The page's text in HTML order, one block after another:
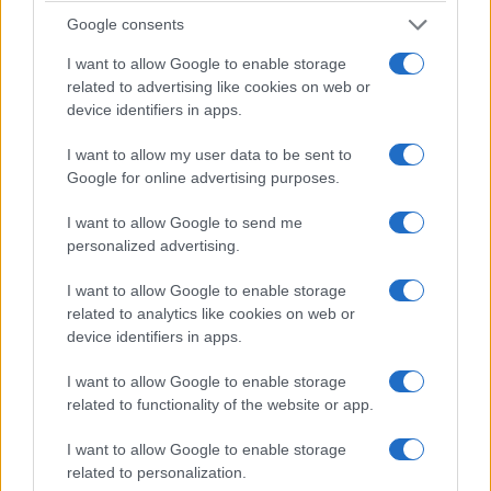
Google consents
I want to allow Google to enable storage
related to advertising like cookies on web or
device identifiers in apps.
I want to allow my user data to be sent to
Google for online advertising purposes.
I want to allow Google to send me
personalized advertising.
I want to allow Google to enable storage
related to analytics like cookies on web or
device identifiers in apps.
I want to allow Google to enable storage
related to functionality of the website or app.
I want to allow Google to enable storage
related to personalization.
Tlacotalpanestá repleta de hermosa
l; no en vano se
la conoce también como la «Perla del
Papaloapan». En su día, un importante puerto
fluvial, las riquezas fluyeron hacia Tlacotalpan y
financiaron la construcción de todos los
Pintados en una ecléctica mezcla de azules,
rosas, amarillos y naranjas, los edificios
coloniales son hermosos de contemplar, y la vida
en la tranquila ciudad gira en torno a sus dos
plazas principales, elParque Hidalgo y laPlaza
Zaragoza. Como no hay mucho que hacer en
, lo mejor es disfrutar del ambiente
y pasear por la ciudad, disfrutando de las